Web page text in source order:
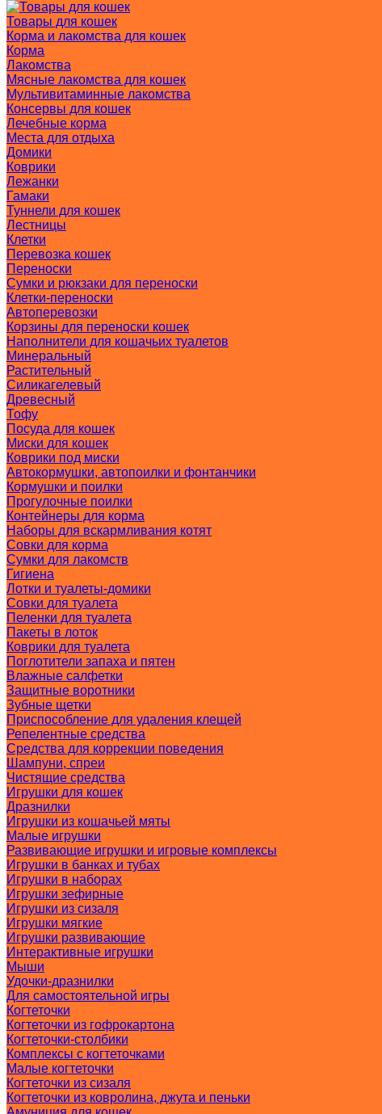
Товары для кошек
Корма и лакомства для кошек
Корма
Лакомства
Мясные лакомства для кошек
Мультивитаминные лакомства
Консервы для кошек
Лечебные корма
Места для отдыха
Домики
Коврики
Лежанки
Гамаки
Туннели для кошек
Лестницы
Клетки
Перевозка кошек
Переноски
Сумки и рюкзаки для переноски
Клетки-переноски
Автоперевозки
Корзины для переноски кошек
Наполнители для кошачьих туалетов
Минеральный
Растительный
Силикагелевый
Древесный
Тофу
Посуда для кошек
Миски для кошек
Коврики под миски
Автокормушки, автопоилки и фонтанчики
Кормушки и поилки
Прогулочные поилки
Контейнеры для корма
Наборы для вскармливания котят
Совки для корма
Сумки для лакомств
Гигиена
Лотки и туалеты-домики
Совки для туалета
Пеленки для туалета
Пакеты в лоток
Коврики для туалета
Поглотители запаха и пятен
Влажные салфетки
Защитные воротники
Зубные щетки
Приспособление для удаления клещей
Репелентные средства
Средства для коррекции поведения
Шампуни, спреи
Чистящие средства
Игрушки для кошек
Дразнилки
Игрушки из кошачьей мяты
Малые игрушки
Развивающие игрушки и игровые комплексы
Игрушки в банках и тубах
Игрушки в наборах
Игрушки зефирные
Игрушки из сизаля
Игрушки мягкие
Игрушки развивающие
Интерактивные игрушки
Мыши
Удочки-дразнилки
Для самостоятельной игры
Когтеточки
Когтеточки из гофрокартона
Когтеточки-столбики
Комплексы с когтеточками
Малые когтеточки
Когтеточки из сизаля
Когтеточки из ковролина, джута и пеньки